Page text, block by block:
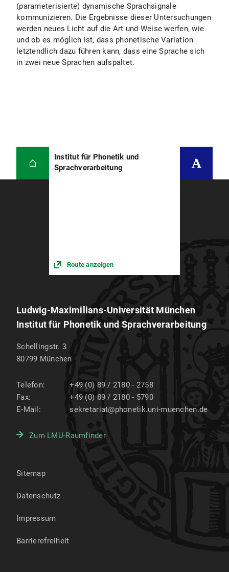
(parameterisierte) dynamische Sprachsignale
kommunizieren. Die Ergebnisse dieser Untersuchungen
werden neues Licht auf die Art und Weise werfen, wie
und ob es möglich ist, dass phonetische Variation
letztendlich dazu führen kann, dass eine Sprache sich
in zwei neue Sprachen aufspaltet.
Institut für Phonetik und
Sprachverarbeitung
Route anzeigen
Ludwig-Maximilians-Universität München
Institut für Phonetik und Sprachverarbeitung
Schellingstr. 3
80799 München
Telefon:
+49 (0) 89 / 2180 - 2758
Fax:
+49 (0) 89 / 2180 - 5790
E-Mail:
sekretariat@phonetik.uni-muenchen.de
Zum LMU-Raumfinder
Sitemap
Datenschutz
Impressum
Barrierefreiheit